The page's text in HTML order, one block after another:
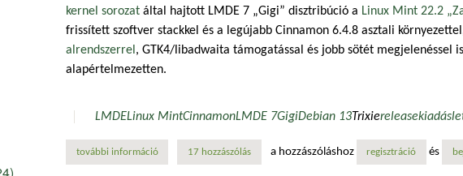
kernel sorozat által hajtott LMDE 7 „Gigi” disztribúció a Linux Mint 22.2
frissített szoftver stackkel és a legújabb Cinnamon 6.4.8 asztali
alrendszerrel, GTK4/libadwaita támogatással és jobb sötét megjelenéssel
alapértelmezetten.
LMDELinux MintCinnamonLMDE 7GigiDebian 13Trixiereleasekiadás
további információmegjelent a linux mint debian edition 7 „gigi” kiadása tartalommal
17 hozzászólás a hozzászóláshoz regisztráció és